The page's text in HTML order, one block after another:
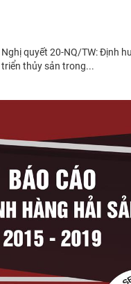
Nghị quyết 20-NQ/TW: Định
triển thủy sản trong...
(sửa đổi)
Thuế Mục 301 và bài toán
tôm Việt tại thị...
VASEP chào đón Công ty Cổ